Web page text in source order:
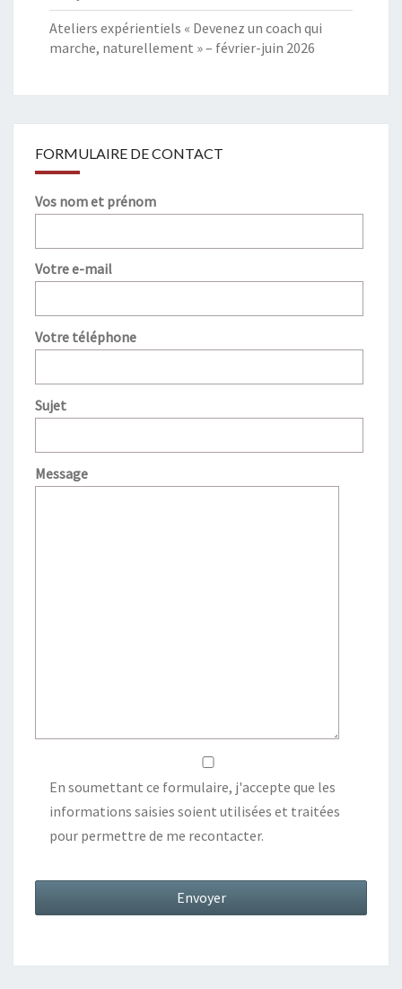
Ateliers expérientiels « Devenez un coach qui
marche, naturellement » – février-juin 2026
FORMULAIRE DE CONTACT
Vos nom et prénom
Votre e-mail
Votre téléphone
Sujet
Message
En soumettant ce formulaire, j'accepte que les
informations saisies soient utilisées et traitées
pour permettre de me recontacter.